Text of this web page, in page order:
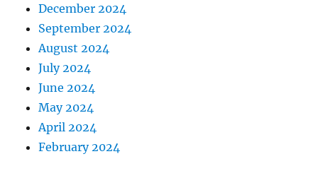
December 2024
September 2024
August 2024
July 2024
June 2024
May 2024
April 2024
February 2024